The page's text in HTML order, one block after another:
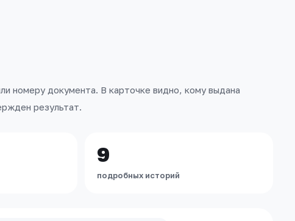
номеру документа. В карточке видно, кому выдана
результат.
9
подробных историй